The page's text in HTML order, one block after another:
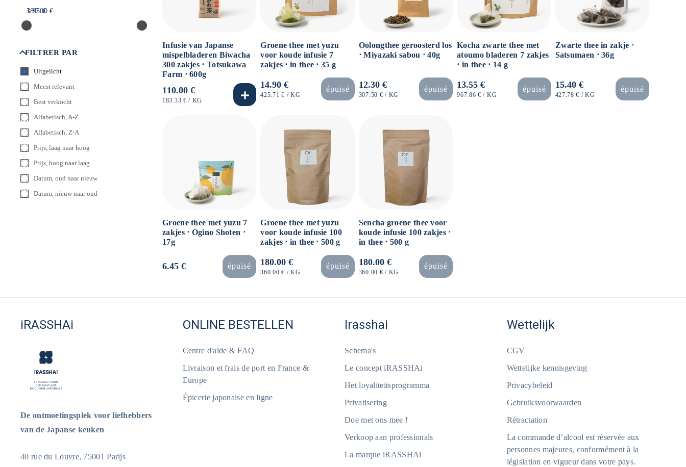
3.95 €
180.00 €
FILTRER PAR
Uitgelicht
Meest relevant
Best verkocht
Alfabetisch, A-Z
Alfabetisch, Z-A
Prijs, laag naar hoog
Prijs, hoog naar laag
Datum, oud naar nieuw
Datum, nieuw naar oud
Infusie van Japanse
mispelbladeren Biwacha
300 zakjes ⋅ Totsukawa
Farm ⋅ 600g
Normale
prijs
110.00 €
EENHEIDSPRIJS
183.33 € / PER
KG
Groene thee met yuzu
voor koude infusie 7
zakjes ⋅ in thee ⋅ 35 g
Normale
prijs
14.90 €
EENHEIDSPRIJS
425.71 € / PER
KG
épuisé
Oolongthee geroosterd los
⋅ Miyazaki sabou ⋅ 40g
Normale
prijs
12.30 €
EENHEIDSPRIJS
307.50 € / PER
KG
épuisé
Kocha zwarte thee met
atoumo bladeren 7 zakjes
⋅ in thee ⋅ 14 g
Normale
prijs
13.55 €
EENHEIDSPRIJS
967.86 € / PER
KG
épuisé
Zwarte thee in zakje ⋅
Satsumaen ⋅ 36g
Normale
prijs
15.40 €
EENHEIDSPRIJS
427.78 € / PER
KG
épuisé
Groene thee met yuzu 7
zakjes ⋅ Ogino Shoten ⋅
17g
Normale
6.45 € épuisé
Groene thee met yuzu
voor koude infusie 100
zakjes ⋅ in thee ⋅ 500 g
Normale
prijs
180.00 €
EENHEIDSPRIJS
360.00 € / PER
KG
épuisé
Sencha groene thee voor
koude infusie 100 zakjes ⋅
in thee ⋅ 500 g
Normale
prijs
180.00 €
EENHEIDSPRIJS
360.00 € / PER
KG
épuisé
iRASSHAi
De ontmoetingsplek voor liefhebbers
van de Japanse keuken
40 rue du Louvre, 75001 Parijs
ONLINE BESTELLEN
Centre d'aide & FAQ
Livraison et frais de port en France &
Europe
Épicerie japonaise en ligne
Irasshai
Schema's
Le concept iRASSHAi
Het loyaliteitsprogramma
Privatisering
Doe met ons mee !
Verkoop aan professionals
La marque iRASSHAi
Wettelijk
CGV
Wettelijke kennisgeving
Privacybeleid
Gebruiksvoorwaarden
Rétractation
La commande d’alcool est réservée aux
personnes majeures, conformément à la
législation en vigueur dans votre pays.